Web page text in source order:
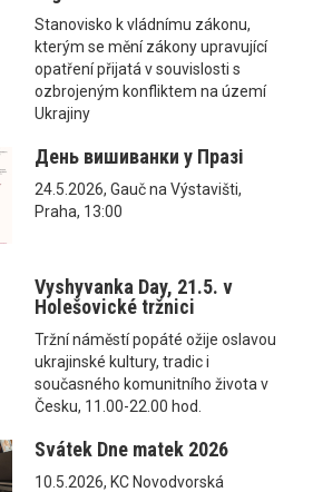
Stanovisko k vládnímu zákonu,
kterým se mění zákony upravující
opatření přijatá v souvislosti s
ozbrojeným konfliktem na území
Ukrajiny
День вишиванки у Празі
24.5.2026, Gauč na Výstavišti,
Praha, 13:00
Vyshyvanka Day, 21.5. v
Holešovické tržnici
Tržní náměstí popáté ožije oslavou
ukrajinské kultury, tradic i
současného komunitního života v
Česku, 11.00-22.00 hod.
Svátek Dne matek 2026
10.5.2026, KC Novodvorská